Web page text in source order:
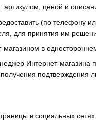
ценой и
(по телефону
для принятия им
в
Интернет-
подтверждения
в социальных сетях.